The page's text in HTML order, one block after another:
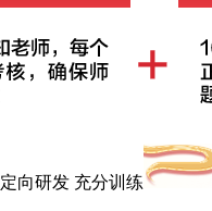
定向研发 充分训练